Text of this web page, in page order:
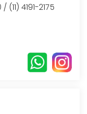
(11) 4191-2175